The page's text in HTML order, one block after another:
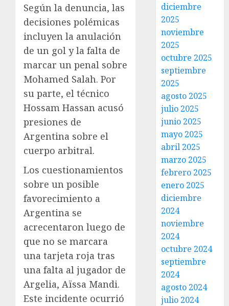
Según la denuncia, las
decisiones polémicas
incluyen la anulación
de un gol y la falta de
marcar un penal sobre
Mohamed Salah. Por
su parte, el técnico
Hossam Hassan acusó
presiones de
Argentina sobre el
cuerpo arbitral.
Los cuestionamientos
sobre un posible
favorecimiento a
Argentina se
acrecentaron luego de
que no se marcara
una tarjeta roja tras
una falta al jugador de
Argelia, Aïssa Mandi.
Este incidente ocurrió
diciembre
2025
noviembre
2025
octubre 2025
septiembre
2025
agosto 2025
julio 2025
junio 2025
mayo 2025
abril 2025
marzo 2025
febrero 2025
enero 2025
diciembre
2024
noviembre
2024
octubre 2024
septiembre
2024
agosto 2024
julio 2024